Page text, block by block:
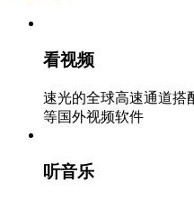
看视频
速光的全球高速通道搭
等国外视频软件
听音乐